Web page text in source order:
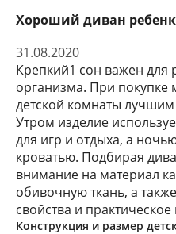
Хороший диван
31.08.2020
Крепкий1 сон важен для
организма. При покупке
детской комнаты
Утром изделие
для игр и отдыха, а
кроватью. Подбирая
внимание на материал
обивочную ткань, а
свойства и
Конструкция и размер